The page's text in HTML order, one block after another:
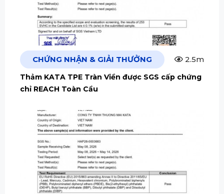
CHỨNG NHẬN & GIẢI THƯỞNG 2.5m
Thảm KATA TPE Tràn Viền được SGS cấp chứng
chỉ REACH Toàn Cầu